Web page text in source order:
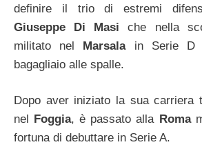
definire il trio di estremi
Giuseppe Di Masi che nella
militato nel Marsalain Serie D
bagagliaio alle spalle.
Dopo aver iniziato la sua carriera
nel
Foggia, è passato alla Roma
fortuna di debuttare in Serie A.